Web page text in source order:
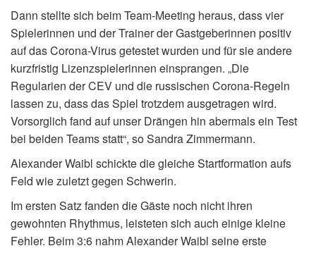
Dann stellte sich beim Team-Meeting heraus, dass vier
Spielerinnen und der Trainer der Gastgeberinnen positiv
auf das Corona-Virus getestet wurden und für sie andere
kurzfristig Lizenzspielerinnen einsprangen. „Die
Regularien der CEV und die russischen Corona-Regeln
lassen zu, dass das Spiel trotzdem ausgetragen wird.
Vorsorglich fand auf unser Drängen hin abermals ein Test
bei beiden Teams statt“, so Sandra Zimmermann.
Alexander Waibl schickte die gleiche Startformation aufs
Feld wie zuletzt gegen Schwerin.
Im ersten Satz fanden die Gäste noch nicht ihren
gewohnten Rhythmus, leisteten sich auch einige kleine
Fehler. Beim 3:6 nahm Alexander Waibl seine erste